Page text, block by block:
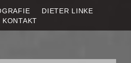
DIETER LINKE
KONTAKTLINKE